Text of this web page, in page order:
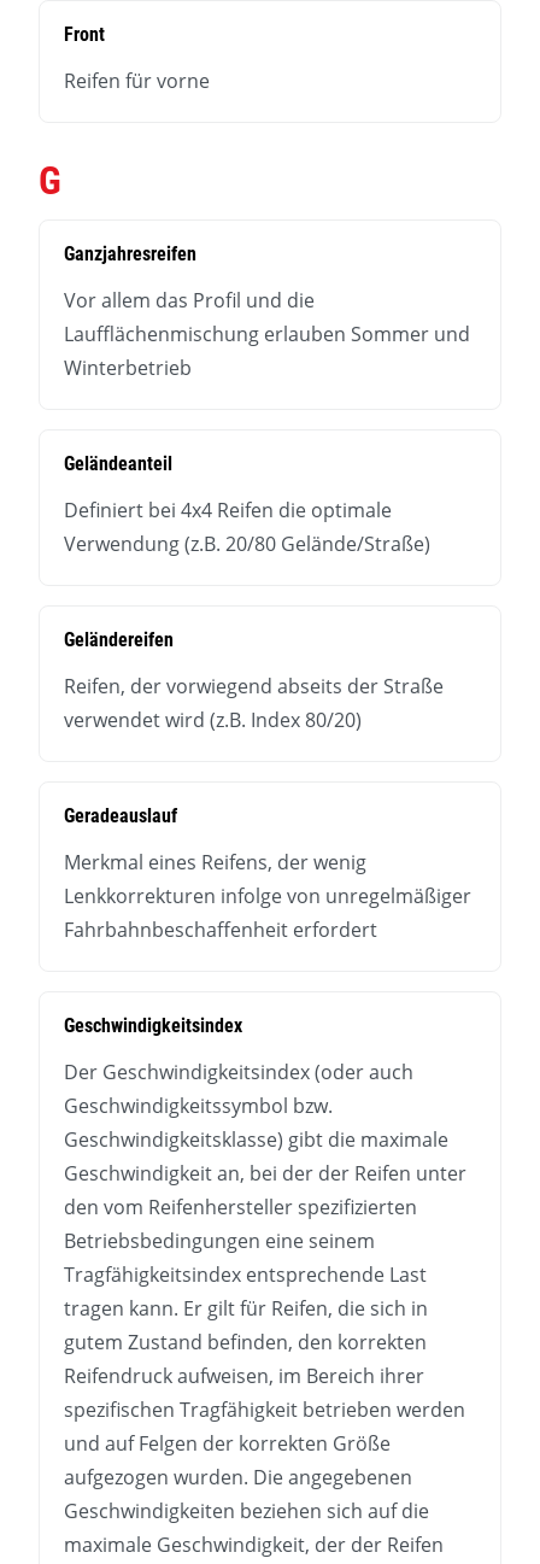
Front
Reifen für vorne
G
Ganzjahresreifen
Vor allem das Profil und die
Laufflächenmischung erlauben Sommer und
Winterbetrieb
Geländeanteil
Definiert bei 4x4 Reifen die optimale
Verwendung (z.B. 20/80 Gelände/Straße)
Geländereifen
Reifen, der vorwiegend abseits der Straße
verwendet wird (z.B. Index 80/20)
Geradeauslauf
Merkmal eines Reifens, der wenig
Lenkkorrekturen infolge von unregelmäßiger
Fahrbahnbeschaffenheit erfordert
Geschwindigkeitsindex
Der Geschwindigkeitsindex (oder auch
Geschwindigkeitssymbol bzw.
Geschwindigkeitsklasse) gibt die maximale
Geschwindigkeit an, bei der der Reifen unter
den vom Reifenhersteller spezifizierten
Betriebsbedingungen eine seinem
Tragfähigkeitsindex entsprechende Last
tragen kann. Er gilt für Reifen, die sich in
gutem Zustand befinden, den korrekten
Reifendruck aufweisen, im Bereich ihrer
spezifischen Tragfähigkeit betrieben werden
und auf Felgen der korrekten Größe
aufgezogen wurden. Die angegebenen
Geschwindigkeiten beziehen sich auf die
maximale Geschwindigkeit, der der Reifen